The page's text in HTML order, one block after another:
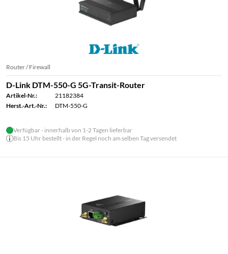
Router / Firewall
D-Link DTM-550-G 5G-Transit-Router
Artikel-Nr.:
21182384
Herst.-Art.-Nr.:
DTM-550-G
Verfügbar - innerhalb von 1-2 Tagen lieferbar
Bis 15 Uhr bestellt - in der Regel noch am selben Tag versendet